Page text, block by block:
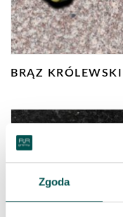
Zgoda
BRĄZ KRÓLEWSKI